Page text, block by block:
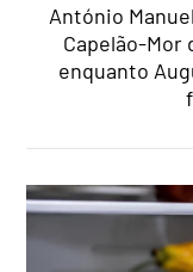
António
Capelão-Mor
enquanto